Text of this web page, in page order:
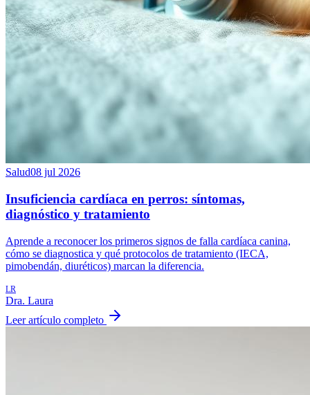
Salud08 jul 2026
Insuficiencia cardíaca en perros: síntomas,
diagnóstico y tratamiento
Aprende a reconocer los primeros signos de falla cardíaca canina,
cómo se diagnostica y qué protocolos de tratamiento (IECA,
pimobendán, diuréticos) marcan la diferencia.
LR
Dra. Laura
Leer artículo completo